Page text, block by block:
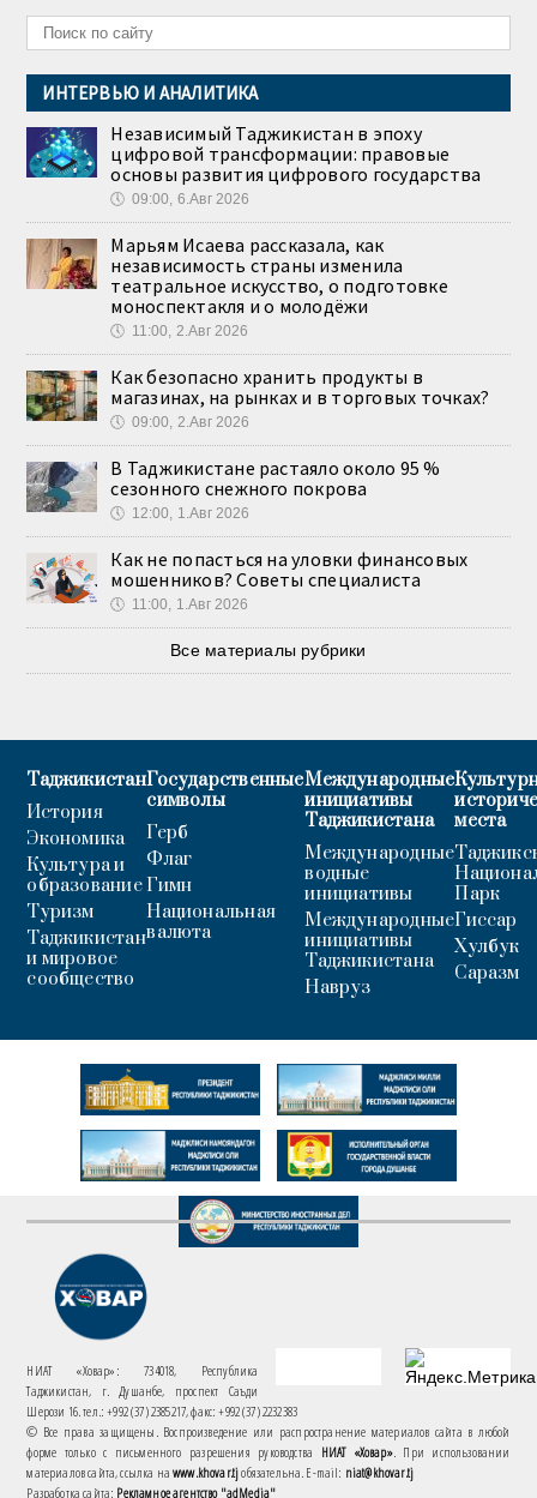
ИНТЕРВЬЮ И АНАЛИТИКА
Независимый Таджикистан в эпоху
цифровой трансформации: правовые
основы развития цифрового государства
🕔 09:00, 6.Авг 2026
Марьям Исаева рассказала, как
независимость страны изменила
театральное искусство, о подготовке
моноспектакля и о молодёжи
🕔 11:00, 2.Авг 2026
Как безопасно хранить продукты в
магазинах, на рынках и в торговых точках?
🕔 09:00, 2.Авг 2026
В Таджикистане растаяло около 95 %
сезонного снежного покрова
🕔 12:00, 1.Авг 2026
Как не попасться на уловки финансовых
мошенников? Советы специалиста
🕔 11:00, 1.Авг 2026
Все материалы рубрики
Таджикистан
История
Экономика
Культура и
образование
Туризм
Таджикистан
и мировое
сообщество
Государственные
символы
Герб
Флаг
Гимн
Национальная
валюта
Международные
инициативы
Таджикистана
Международные
водные
инициативы
Международные
инициативы
Таджикистана
Навруз
места
Парк
Гиссар
Хулбук
Саразм
НИАТ «Ховар»: 734018, Республика
Таджикистан, г. Душанбе, проспект Саъди
Шерози 16. тел.: +992 (37) 2385217, факс: +992 (37) 2232383
© Все права защищены. Воспроизведение или распространение материалов сайта в любой
форме только с письменного разрешения руководства НИАТ «Ховар». При использовании
материалов сайта, ссылка наwww.khovar.tjобязательна. E-mail: niat@khovar.tj
Разработка сайта: Рекламное агентство "adMedia"